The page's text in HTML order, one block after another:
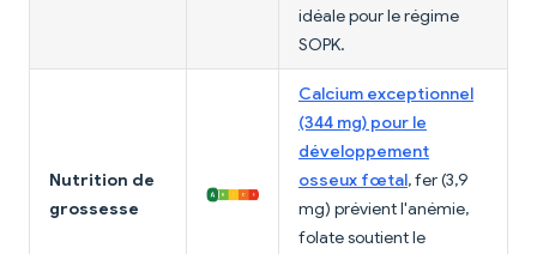
idéale pour le régime
SOPK.
Nutrition de
grossesse
Calcium exceptionnel
(344 mg) pour le
développement
osseux fœtal, fer (3,9
mg) prévient l'anémie,
folate soutient le